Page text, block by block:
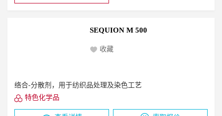
SEQUION M 500
收藏
络合-分散剂，用于纺织品处理及染色工艺
特色化学品